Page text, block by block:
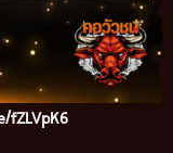
fZLVpK6